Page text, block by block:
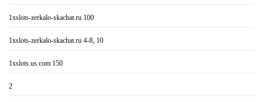
1xslots-zerkalo-skachat.ru 100
1xslots-zerkalo-skachat.ru 4-8, 10
1xslots.us.com 150
2